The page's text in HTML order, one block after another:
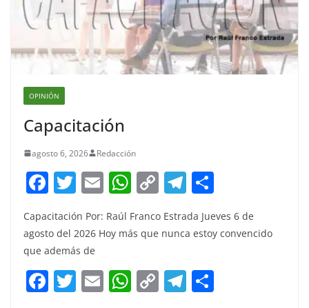
OPINIÓN
Capacitación
agosto 6, 2026 Redacción
F
c
e
b
o
T
itt
er
E
ai
W
at
A
p
C
p
Li
n
T
e
a
m
ar
e
Capacitación Por: Raúl Franco Estrada Jueves 6 de
agosto del 2026 Hoy más que nunca estoy convencido
que además de
F T E W C T